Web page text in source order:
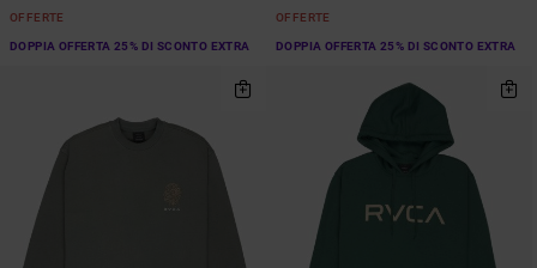
OFFERTE
DOPPIA OFFERTA 25% DI SCONTO EXTRA
OFFERTE
DOPPIA OFFERTA 25% DI SCONTO EXTRA